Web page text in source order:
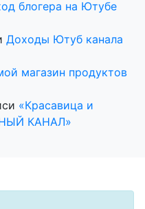
блогера на Ютубе
Доходы Ютуб канала
магазин продуктов
«Красавица и
КАНАЛ»